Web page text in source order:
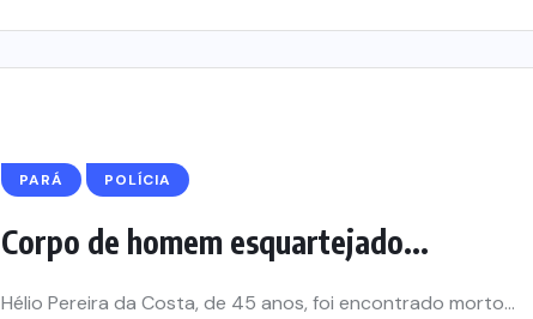
PARÁ POLÍCIA
Corpo de homem esquartejado...
Hélio Pereira da Costa, de 45 anos, foi encontrado morto...